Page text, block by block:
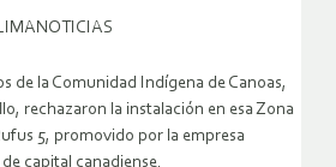
de la Comunidad Indígena de Canoas,
rechazaron la instalación en esa Zona
5, promovido por la empresa
capital canadiense.